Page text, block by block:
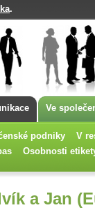
.
Ve
podniky
V
Osobnosti
a Jan